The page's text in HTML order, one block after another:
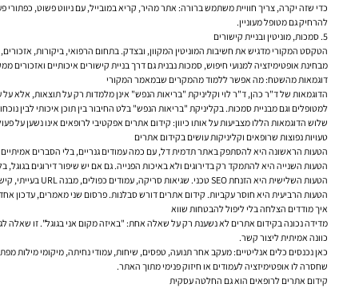
כדי שזה יקרה, צריך חוויית משתמש ברורה: אתר מהיר, קריא במובייל, עם ניווט פשוט,
להרחיק גם מטופל מעוניין.
5. סמכות, מוניטין ובניית קישורים
הטקסט המקורי מדגיש את חשיבות המוניטין המקוון, ובצדק. בתחום הרפואי, ביקורות,
מבחינת אופטימיזציה למנועי חיפוש, סמכות נבנית גם דרך בניית קישורים איכותיים
דוגמאות מהשטח: מה אפשר ללמוד מהמקרים שבמאמר המקורי
הדוגמאות של ד"ר כהן, ד"ר לוי וקליניקת "בריאות הנפש" אינן מלמדות רק על תוצאות, אלא
למטופלים וגם מבניית סמכות. בקליניקת "בריאות הנפש" בלט החיבור בין תוכן איכותי לבין
שלוש הדוגמאות הללו מצביעות על אותו כיוון: קידום אתרים אפקטיבי לרופאים אינו נשען
טעויות נפוצות שרופאים וקליניקות עושים בקידום אתרים
הטעות הראשונה היא להסתפק באתר תדמית דל, עם כמה עמודים גנריים, בלי הסברים
הטעות השנייה היא להתמקד רק בדירוגים ולא באיכות הפנייה. גם אם יש שיפור דירוגים
הטעות השלישית היא הזנחת SEO טכני. שגיאות סריקה, עמודים כפולים, מבנה URL בעייתי, קישורים שבורים או אתר לא מותאם למובייל עלולים לפגוע בביצועים גם אם התוכן טוב.
הטעות הרביעית היא חוסר עקביות. קידום אתרים דורש סבלנות. פרסום שני מאמרים, עדכון
איך מודדים הצלחה בלי ליפול להבטחות שווא
מדידה נכונה בקידום אתרים לא נשענת רק על שאלה אחת: "באיזה מקום אני בגוגל". זו שאלה
כוונה אמיתית ליצור קשר.
כאן נכנסים כלים אנליטיים: מעקב אחר תנועה, טפסים, שיחות, עמודי נחיתה, מיקומי
שחסרה לו אופטימיזציה לעמודים או חיזוק פנימי מתוך האתר.
קידום אתרים לרופאים הוא גם החלטה עסקית